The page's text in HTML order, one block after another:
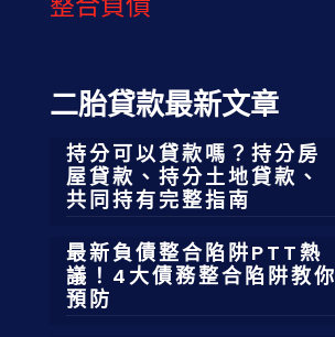
二胎貸款最新文章
持分可以貸款嗎？持分房
屋貸款、持分土地貸款、
共同持有完整指南
最新負債整合陷阱PTT熱
議！4大債務整合陷阱教你
預防